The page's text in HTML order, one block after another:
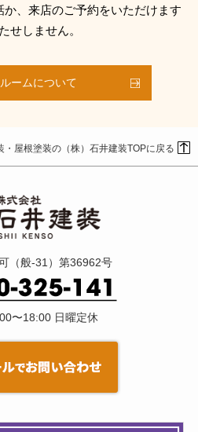
、来店のご予約をいただけます
せしません。
ームについて
・屋根塗装の（株）石井建装TOPに戻る
（般-31）第36962号
〜18:00 日曜定休